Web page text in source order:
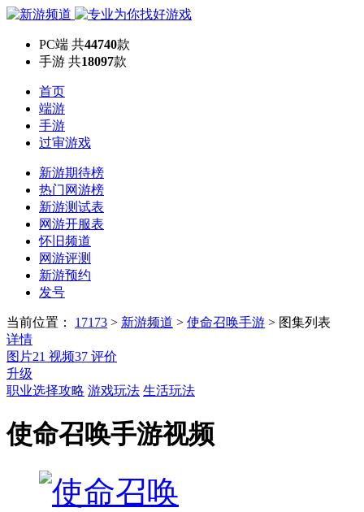
PC端 共44740款
手游 共18097款
首页
端游
手游
过审游戏
新游期待榜
热门网游榜
新游测试表
网游开服表
怀旧频道
网游评测
新游预约
发号
当前位置： 17173 > 新游频道 > 使命召唤手游 > 图集列表
详情
图片21 视频37 评价
升级
职业选择攻略 游戏玩法 生活玩法
使命召唤手游视频